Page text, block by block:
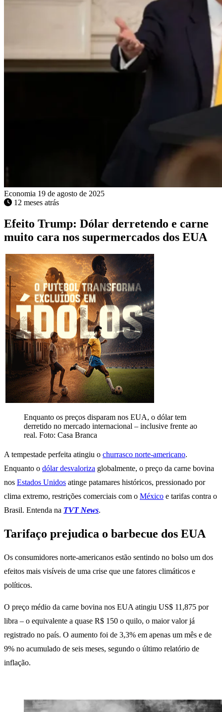
Economia 19 de agosto de 2025
12 meses atrás
Efeito Trump: Dólar derretendo e carne
muito cara nos supermercados dos EUA
Enquanto os preços disparam nos EUA, o dólar tem
derretido no mercado internacional – inclusive frente ao
real. Foto: Casa Branca
A tempestade perfeita atingiu o churrasco norte-americano.
Enquanto o dólar desvaloriza globalmente, o preço da carne bovina
nos Estados Unidos atinge patamares históricos, pressionado por
clima extremo, restrições comerciais com o México e tarifas contra o
Brasil. Entenda na TVT News.
Tarifaço prejudica o barbecue dos EUA
Os consumidores norte-americanos estão sentindo no bolso um dos
efeitos mais visíveis de uma crise que une fatores climáticos e
políticos.
O preço médio da carne bovina nos EUA atingiu US$ 11,875 por
libra – o equivalente a quase R$ 150 o quilo, o maior valor já
registrado no país. O aumento foi de 3,3% em apenas um mês e de
9% no acumulado de seis meses, segundo o último relatório de
inflação.